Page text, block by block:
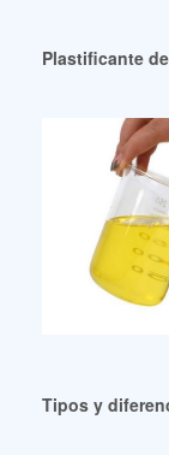
Plastificante
Tipos y